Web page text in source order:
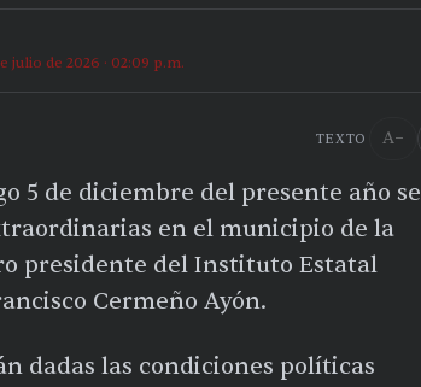
julio de 2026 · 02:09 p.m.
TEXTO A−
5 de diciembre del presente año se
en el municipio de la
presidente del Instituto Estatal
Cermeño Ayón.
dadas las condiciones políticas